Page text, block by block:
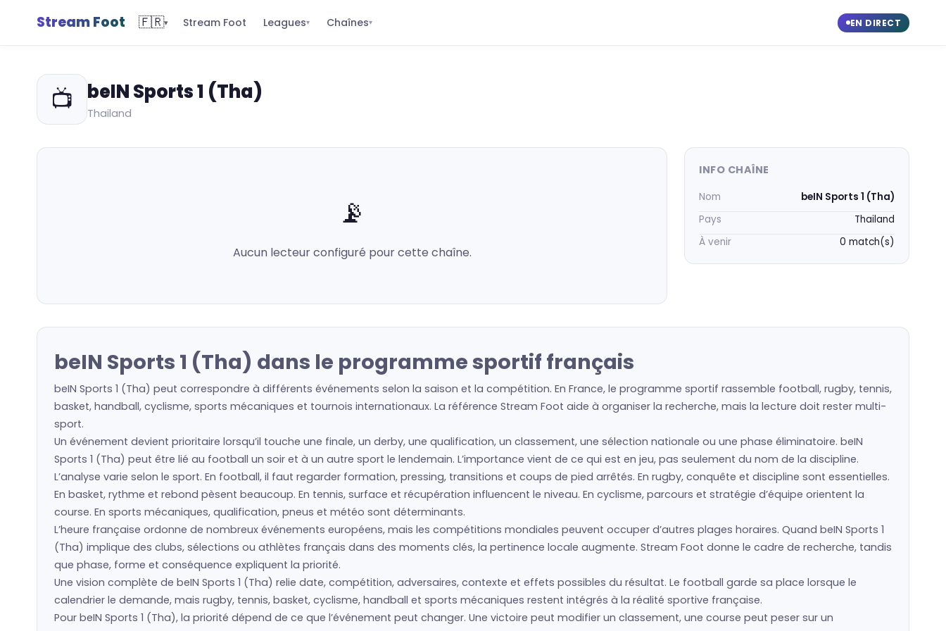
Stream Foot 🇫🇷▾ Stream Foot Leagues▾ Chaînes▾ EN DIRECT
📺 beIN Sports 1 (Tha)
Thailand
📡
Aucun lecteur configuré pour cette chaîne.
INFO CHAÎNE
Nom
beIN Sports 1 (Tha)
Pays
Thailand
À venir
0 match(s)
beIN Sports 1 (Tha) dans le programme sportif français
beIN Sports 1 (Tha) peut correspondre à différents événements selon la saison et la compétition. En France, le programme sportif rassemble football, rugby, tennis,
basket, handball, cyclisme, sports mécaniques et tournois internationaux. La référence Stream Foot aide à organiser la recherche, mais la lecture doit rester multi-
sport.
Un événement devient prioritaire lorsqu’il touche une finale, un derby, une qualification, un classement, une sélection nationale ou une phase éliminatoire. beIN
Sports 1 (Tha) peut être lié au football un soir et à un autre sport le lendemain. L’importance vient de ce qui est en jeu, pas seulement du nom de la discipline.
L’analyse varie selon le sport. En football, il faut regarder formation, pressing, transitions et coups de pied arrêtés. En rugby, conquête et discipline sont essentielles.
En basket, rythme et rebond pèsent beaucoup. En tennis, surface et récupération influencent le niveau. En cyclisme, parcours et stratégie d’équipe orientent la
course. En sports mécaniques, qualification, pneus et météo sont déterminants.
L’heure française ordonne de nombreux événements européens, mais les compétitions mondiales peuvent occuper d’autres plages horaires. Quand beIN Sports 1
(Tha) implique des clubs, sélections ou athlètes français dans des moments clés, la pertinence locale augmente. Stream Foot donne le cadre de recherche, tandis
que phase, forme et conséquence expliquent la priorité.
Une vision complète de beIN Sports 1 (Tha) relie date, compétition, adversaires, contexte et effets possibles du résultat. Le football garde sa place lorsque le
calendrier le demande, mais rugby, tennis, basket, cyclisme, handball et sports mécaniques restent intégrés à la réalité sportive française.
Pour beIN Sports 1 (Tha), la priorité dépend de ce que l’événement peut changer. Une victoire peut modifier un classement, une course peut peser sur un